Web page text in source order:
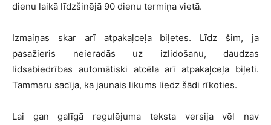
dienu laikā līdzšinējā 90 dienu termiņa vietā.
Izmaiņas skar arī atpakaļceļa biļetes. Līdz šim, ja
pasažieris neieradās uz izlidošanu, daudzas
lidsabiedrības automātiski atcēla arī atpakaļceļa biļeti.
Tammaru sacīja, ka jaunais likums liedz šādi rīkoties.
Lai gan galīgā regulējuma teksta versija vēl nav